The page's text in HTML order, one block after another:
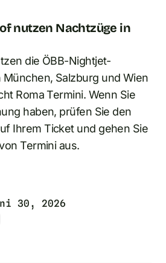
nutzen Nachtzüge in
die ÖBB-Nightjet-
Salzburg und Wien
Roma Termini. Wenn Sie
haben, prüfen Sie den
Ihrem Ticket und gehen Sie
Termini aus.
30, 2026